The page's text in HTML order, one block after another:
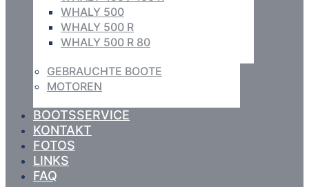
WHALY 500
WHALY 500 R
WHALY 500 R 80
GEBRAUCHTE BOOTE
MOTOREN
BOOTSSERVICE
KONTAKT
FOTOS
LINKS
FAQ